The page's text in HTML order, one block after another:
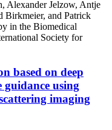
Alexander Jelzow, Antje
Birkmeier, and Patrick
in the Biomedical
Society for
based on deep
using
imaging